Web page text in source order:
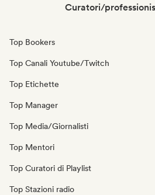
Curatori/
Top Bookers
Top Canali Youtube/Twitch
Top Etichette
Top Manager
Top Media/Giornalisti
Top Mentori
Top Curatori di Playlist
Top Stazioni radio